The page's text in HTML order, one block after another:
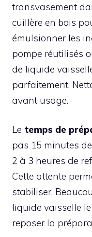
transvasement
cuillère en bois
émulsionner les
pompe réutilisés
de liquide
parfaitement.
avant usage.
Le temps de
pas 15 minutes
2 à 3 heures de
Cette attente
stabiliser.
liquide vaisselle
reposer la